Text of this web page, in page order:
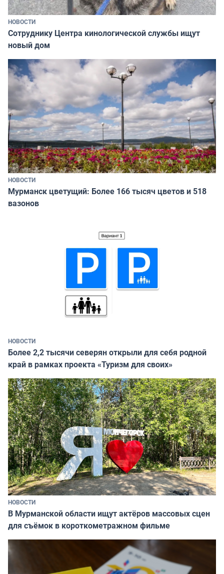
НОВОСТИ
Сотруднику Центра кинологической службы ищут
новый дом
НОВОСТИ
Мурманск цветущий: Более 166 тысяч цветов и 518
вазонов
НОВОСТИ
Более 2,2 тысячи северян открыли для себя родной
край в рамках проекта «Туризм для своих»
НОВОСТИ
В Мурманской области ищут актёров массовых сцен
для съёмок в короткометражном фильме